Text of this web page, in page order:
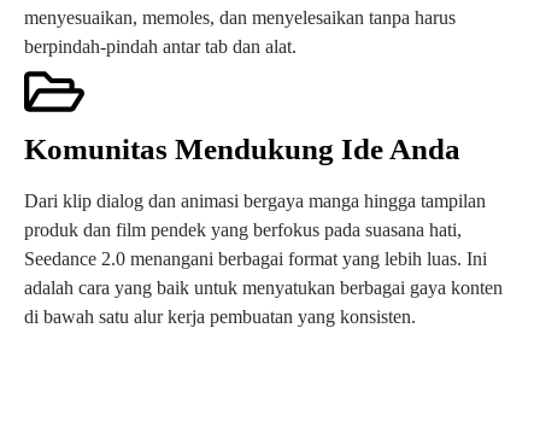
menyesuaikan, memoles, dan menyelesaikan tanpa harus
berpindah-pindah antar tab dan alat.
Komunitas Mendukung Ide Anda
Dari klip dialog dan animasi bergaya manga hingga tampilan
produk dan film pendek yang berfokus pada suasana hati,
Seedance 2.0 menangani berbagai format yang lebih luas. Ini
adalah cara yang baik untuk menyatukan berbagai gaya konten
di bawah satu alur kerja pembuatan yang konsisten.